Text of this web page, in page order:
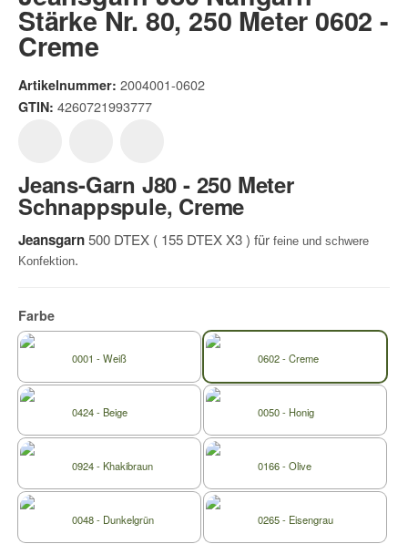
Stärke Nr. 80, 250 Meter 0602 -
Creme
Artikelnummer: 2004001-0602
GTIN: 4260721993777
Jeans-Garn J80 - 250 Meter
Schnappspule, Creme
Jeansgarn500 DTEX ( 155 DTEX X3 ) für feine und schwere
Konfektion.
Farbe
0001 - Weiß 0602 - Creme
0424 - Beige 0050 - Honig
0924 - Khakibraun 0166 - Olive
0048 - Dunkelgrün 0265 - Eisengrau